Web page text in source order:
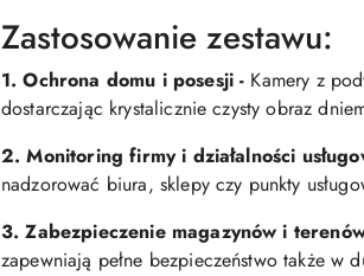
Zastosowanie zestawu:
1. Ochrona domu i posesji - Kamery z
dostarczając krystalicznie czysty obraz
2. Monitoring firmy i działalności
nadzorować biura, sklepy czy punkty
3. Zabezpieczenie magazynów i
zapewniają pełne bezpieczeństwo także w